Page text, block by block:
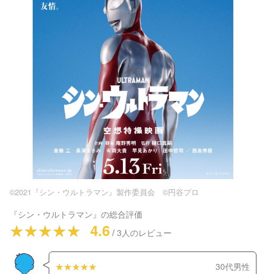
©2021『シン・ウルトラマン』製作委員会 ©円谷プロ
『シン・ウルトラマン』の総合評価
4.6 / 3人のレビュー
30代男性